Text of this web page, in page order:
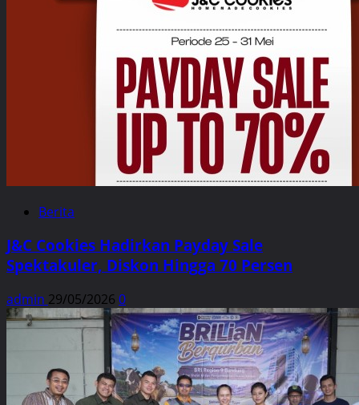
Berita
J&C Cookies Hadirkan Payday Sale
Spektakuler, Diskon Hingga 70 Persen
admin 29/05/2026 0